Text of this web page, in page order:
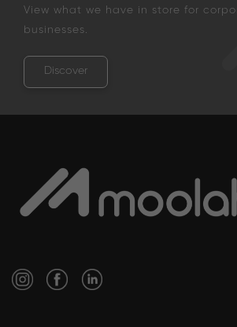
View what we have in store for
businesses.
Discover